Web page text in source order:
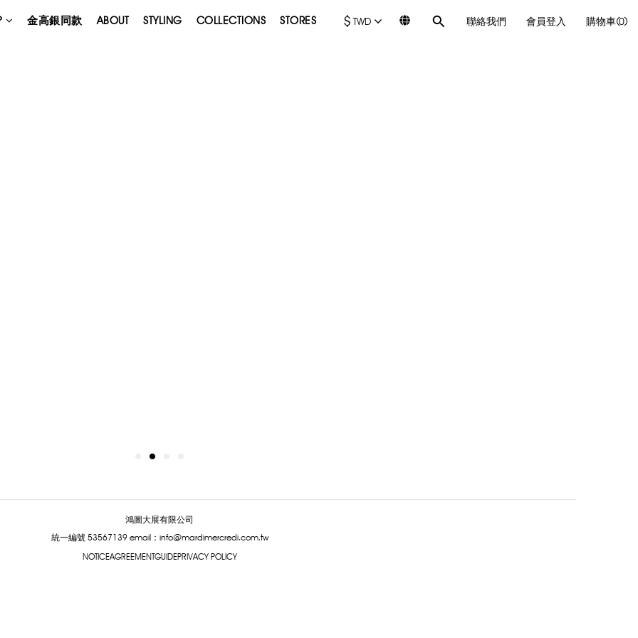
$ TWD 聯絡我們 會員登入 購物車(0)
金高銀同款 ABOUT STYLING COLLECTIONS STORES
鴻圖大展有限公司
統一編號 53567139 email：info@mardimercredi.com.tw
NOTICEAGREEMENTGUIDEPRIVACY POLICY